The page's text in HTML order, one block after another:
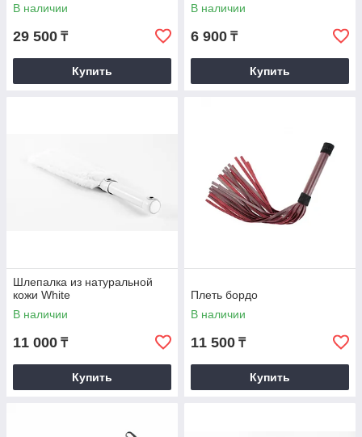
В наличии
29 500 ₸
Купить
В наличии
6 900 ₸
Купить
Шлепалка из натуральной
кожи White
В наличии
11 000 ₸
Купить
Плеть бордо
В наличии
11 500 ₸
Купить